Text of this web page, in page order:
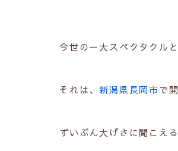
今世の一大スペクタクル
それは、新潟県長岡市で
ずいぶん大げさに聞こえ